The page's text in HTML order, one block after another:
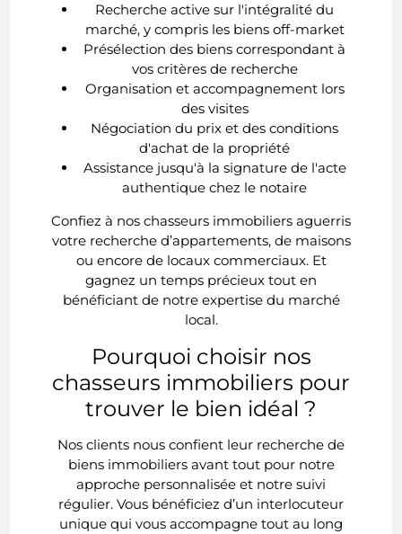
Recherche active sur l'intégralité du
marché, y compris les biens off-market
Présélection des biens correspondant à
vos critères de recherche
Organisation et accompagnement lors
des visites
Négociation du prix et des conditions
d'achat de la propriété
Assistance jusqu'à la signature de l'acte
authentique chez le notaire
Confiez à nos chasseurs immobiliers aguerris
votre recherche d’appartements, de maisons
ou encore de locaux commerciaux. Et
gagnez un temps précieux tout en
bénéficiant de notre expertise du marché
local.
Pourquoi choisir nos
chasseurs immobiliers pour
trouver le bien idéal ?
Nos clients nous confient leur recherche de
biens immobiliers avant tout pour notre
approche personnalisée et notre suivi
régulier. Vous bénéficiez d’un interlocuteur
unique qui vous accompagne tout au long